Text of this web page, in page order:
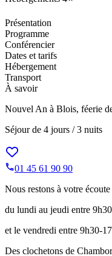
Présentation
Programme
Conférencier
Dates et tarifs
Hébergement
Transport
À savoir
Nouvel An à Blois, féerie
Séjour de 4 jours / 3 nuits
01 45 61 90 90
Nous restons à votre écoute
du lundi au jeudi entre
et le vendredi entre 9h30-
Des clochetons de